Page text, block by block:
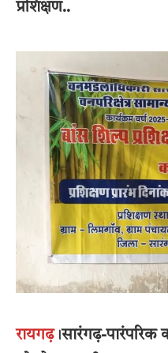
प्रशिक्षण..
रायगढ़।सारंगढ़-